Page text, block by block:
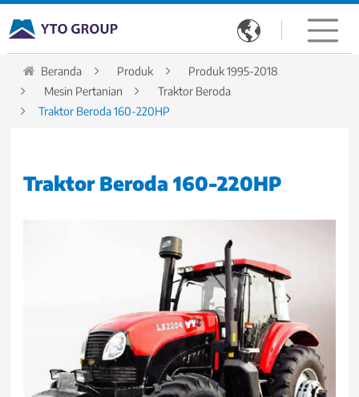

Beranda Produk
Produk 1995-2018
Mesin Pertanian
Traktor Beroda
Traktor Beroda 160-220HP
Traktor Beroda 160-220HP